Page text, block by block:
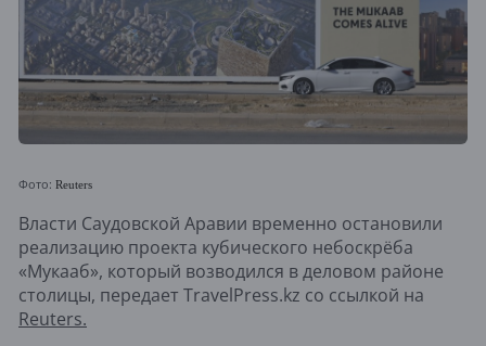
Фото: Reuters
Власти Саудовской Аравии временно остановили
реализацию проекта кубического небоскрёба
«Мукааб», который возводился в деловом районе
столицы, передает TravelPress.kz со ссылкой на
Reuters.